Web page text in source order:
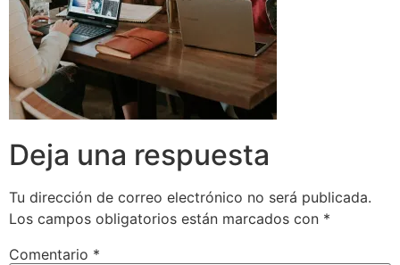
Deja una respuesta
Tu dirección de correo electrónico no será publicada.
Los campos obligatorios están marcados con *
Comentario *